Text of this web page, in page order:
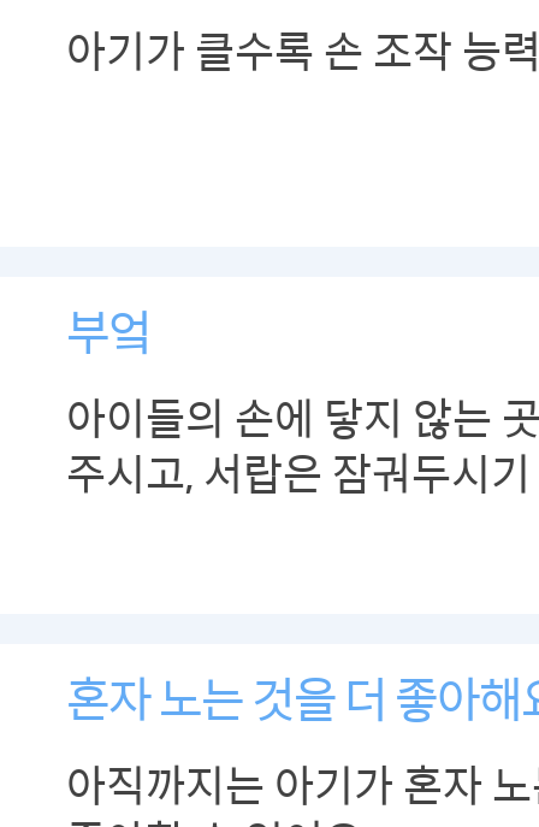
아기가 클수록 손 조작 능
부엌
아이들의 손에 닿지 않는
주시고, 서랍은 잠궈두시
혼자 노는 것을 더 좋아해
아직까지는 아기가 혼자